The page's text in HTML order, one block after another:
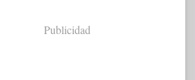
Publicidad